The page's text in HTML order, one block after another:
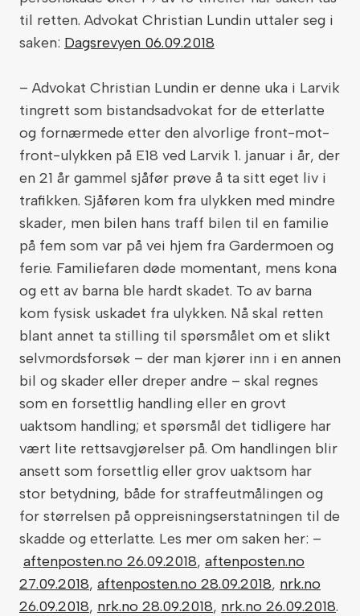
til retten. Advokat Christian Lundin uttaler seg i
saken: Dagsrevyen 06.09.2018
– Advokat Christian Lundin er denne uka i Larvik
tingrett som bistandsadvokat for de etterlatte
og fornærmede etter den alvorlige front-mot-
front-ulykken på E18 ved Larvik 1. januar i år, der
en 21 år gammel sjåfør prøve å ta sitt eget liv i
trafikken. Sjåføren kom fra ulykken med mindre
skader, men bilen hans traff bilen til en familie
på fem som var på vei hjem fra Gardermoen og
ferie. Familiefaren døde momentant, mens kona
og ett av barna ble hardt skadet. To av barna
kom fysisk uskadet fra ulykken. Nå skal retten
blant annet ta stilling til spørsmålet om et slikt
selvmordsforsøk – der man kjører inn i en annen
bil og skader eller dreper andre – skal regnes
som en forsettlig handling eller en grovt
uaktsom handling; et spørsmål det tidligere har
vært lite rettsavgjørelser på. Om handlingen blir
ansett som forsettlig eller grov uaktsom har
stor betydning, både for straffeutmålingen og
for størrelsen på oppreisningserstatningen til de
skadde og etterlatte. Les mer om saken her: –
aftenposten.no 26.09.2018, aftenposten.no
27.09.2018, aftenposten.no 28.09.2018, nrk.no
26.09.2018, nrk.no 28.09.2018, nrk.no 26.09.2018.